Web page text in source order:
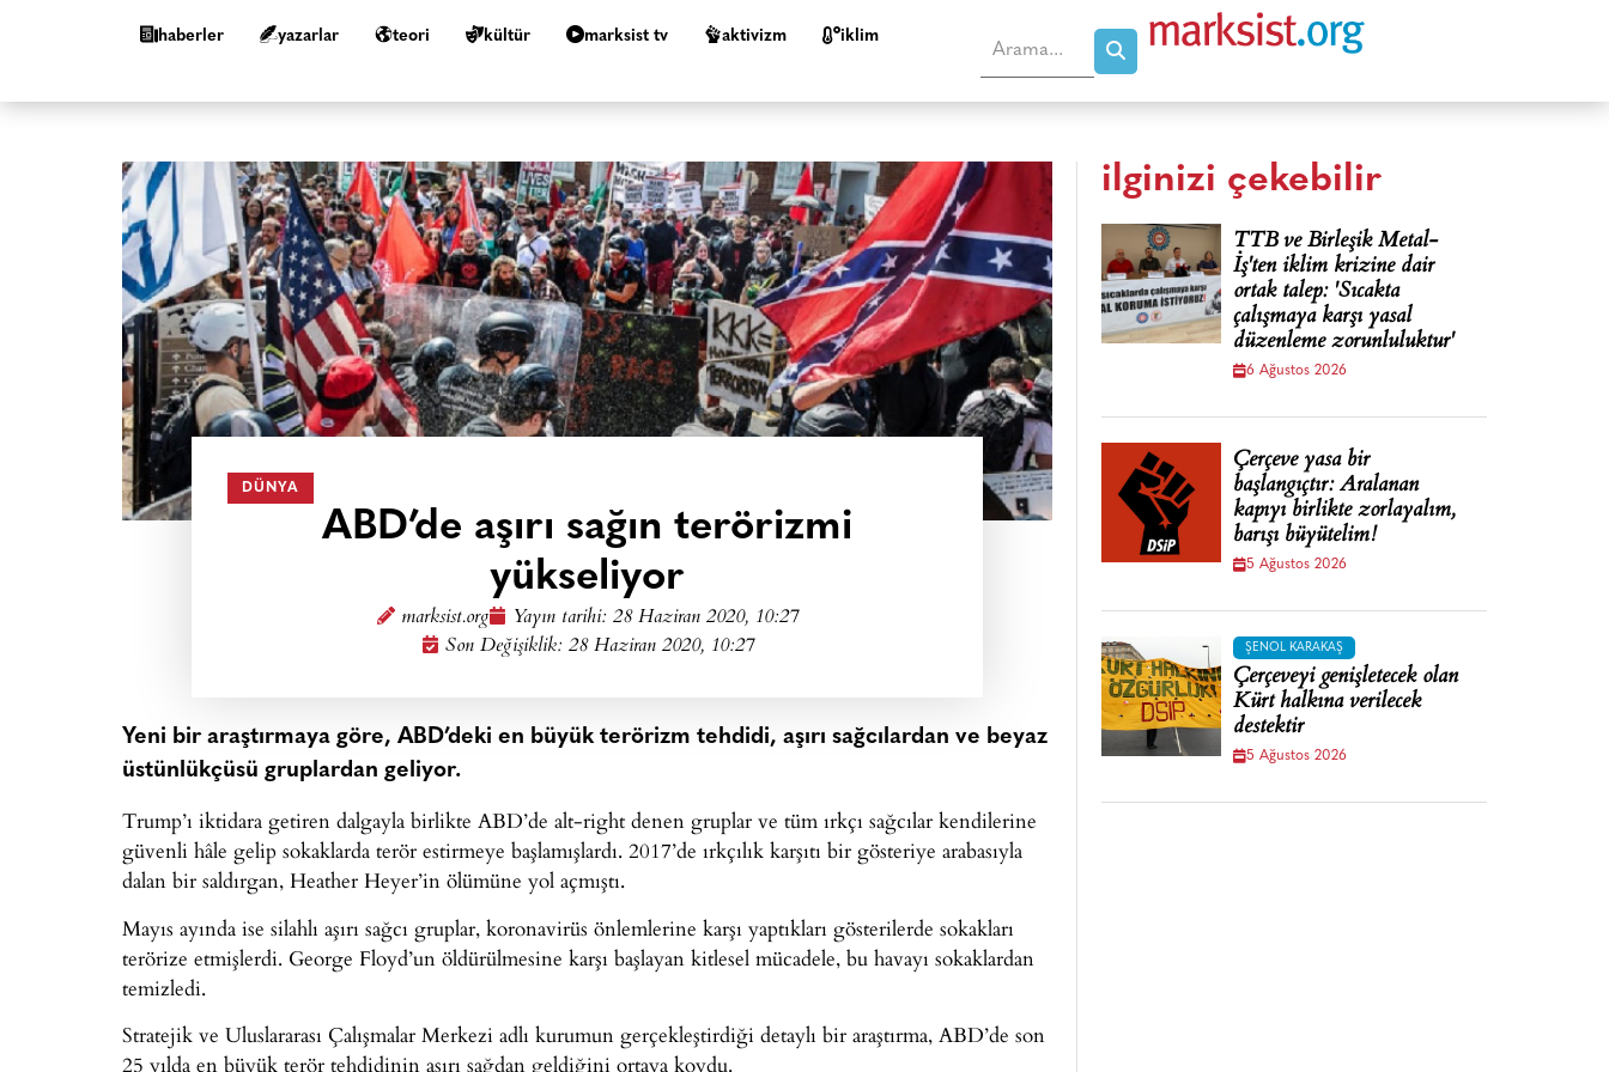
haberler yazarlar teori kültür marksist tv aktivizm i̇klim
DÜNYA
ABD’de aşırı sağın terörizmi
yükseliyor
marksist.org Yayın tarihi: 28 Haziran 2020, 10:27
Son Değişiklik: 28 Haziran 2020, 10:27
Yeni bir araştırmaya göre, ABD’deki en büyük terörizm tehdidi, aşırı sağcılardan ve beyaz
üstünlükçüsü gruplardan geliyor.
Trump’ı iktidara getiren dalgayla birlikte ABD’de alt-right denen gruplar ve tüm ırkçı sağcılar kendilerine
güvenli hâle gelip sokaklarda terör estirmeye başlamışlardı. 2017’de ırkçılık karşıtı bir gösteriye arabasıyla
dalan bir saldırgan, Heather Heyer’in ölümüne yol açmıştı.
Mayıs ayında ise silahlı aşırı sağcı gruplar, koronavirüs önlemlerine karşı yaptıkları gösterilerde sokakları
terörize etmişlerdi. George Floyd’un öldürülmesine karşı başlayan kitlesel mücadele, bu havayı sokaklardan
temizledi.
Stratejik ve Uluslararası Çalışmalar Merkezi adlı kurumun gerçekleştirdiği detaylı bir araştırma, ABD’de son
25 yılda en büyük terör tehdidinin aşırı sağdan geldiğini ortaya koydu.
ilginizi çekebilir
TTB ve Birleşik Metal-
İş'ten iklim krizine dair
ortak talep: 'Sıcakta
çalışmaya karşı yasal
düzenleme zorunluluktur'
6 Ağustos 2026
Çerçeve yasa bir
başlangıçtır: Aralanan
kapıyı birlikte zorlayalım,
barışı büyütelim!
5 Ağustos 2026
ŞENOL KARAKAŞ
Çerçeveyi genişletecek olan
Kürt halkına verilecek
destektir
5 Ağustos 2026